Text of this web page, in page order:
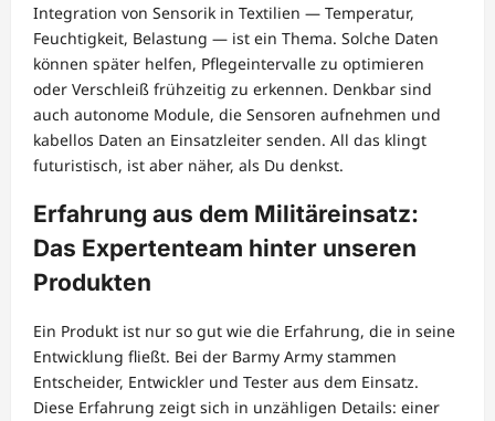
Integration von Sensorik in Textilien — Temperatur,
Feuchtigkeit, Belastung — ist ein Thema. Solche Daten
können später helfen, Pflegeintervalle zu optimieren
oder Verschleiß frühzeitig zu erkennen. Denkbar sind
auch autonome Module, die Sensoren aufnehmen und
kabellos Daten an Einsatzleiter senden. All das klingt
futuristisch, ist aber näher, als Du denkst.
Erfahrung aus dem Militäreinsatz:
Das Expertenteam hinter unseren
Produkten
Ein Produkt ist nur so gut wie die Erfahrung, die in seine
Entwicklung fließt. Bei der Barmy Army stammen
Entscheider, Entwickler und Tester aus dem Einsatz.
Diese Erfahrung zeigt sich in unzähligen Details: einer